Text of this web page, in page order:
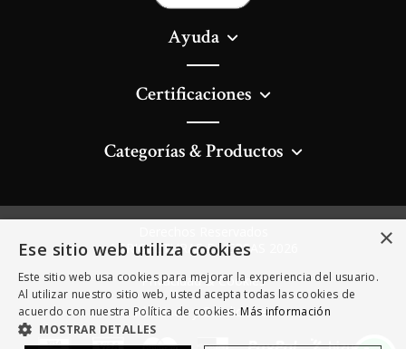
Ayuda
Certificaciones
Categorías & Productos
AGRICULTURAS DIVERSAS 2026
Privacidad & Cookies
Términos y Condiciones
×
Ese sitio web utiliza cookies
Este sitio web usa cookies para mejorar la experiencia del usuario.
Al utilizar nuestro sitio web, usted acepta todas las cookies de
acuerdo con nuestra Política de cookies. Más información
MOSTRAR DETALLES